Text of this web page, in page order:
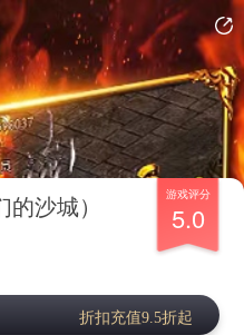
沙城）
游戏评分
5.0
折扣充值9.5折起